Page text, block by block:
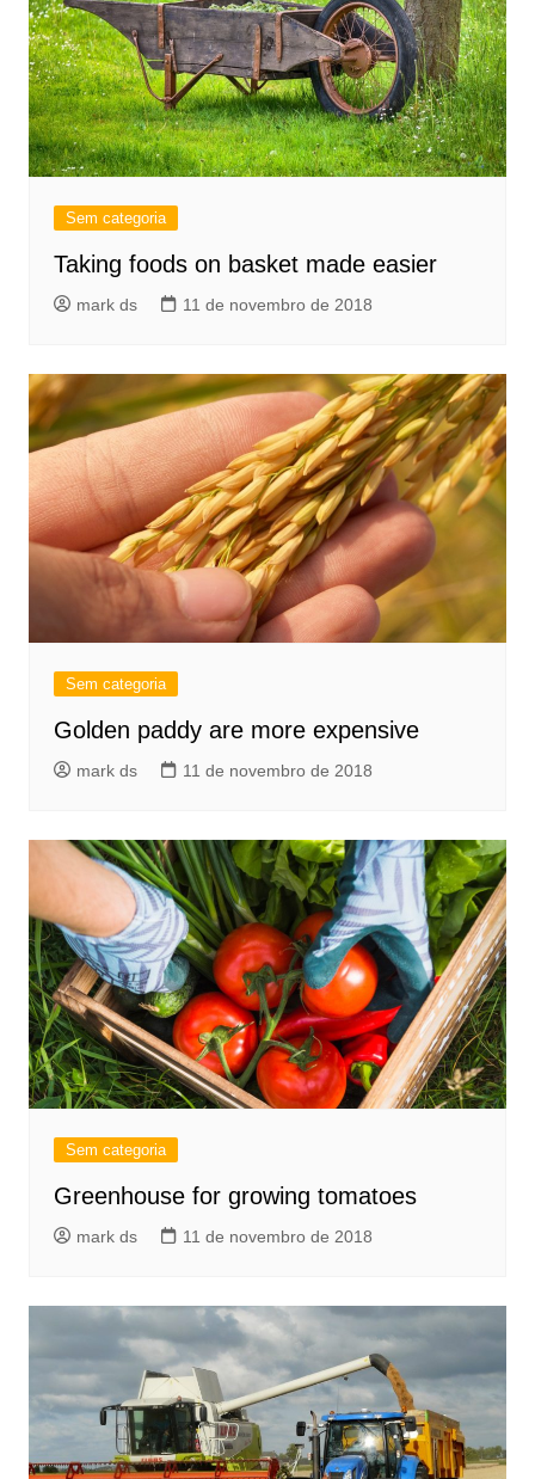
Sem categoria
Taking foods on basket made easier
mark ds 11 de novembro de 2018
Sem categoria
Golden paddy are more expensive
mark ds 11 de novembro de 2018
Sem categoria
Greenhouse for growing tomatoes
mark ds 11 de novembro de 2018